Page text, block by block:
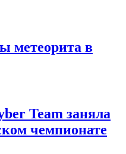
метеорита в
Team заняла
чемпионате